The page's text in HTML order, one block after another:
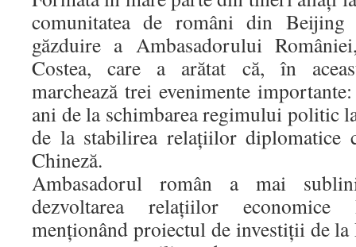
comunitatea de români din
găzduire a Ambasadorului
Costea, care a arătat că, în
marchează trei evenimente
ani de la schimbarea regimului politic
de la stabilirea relațiilor diplomatice
Chineză.
Ambasadorul român a mai
dezvoltarea relațiilor
menționând proiectul de investiții de